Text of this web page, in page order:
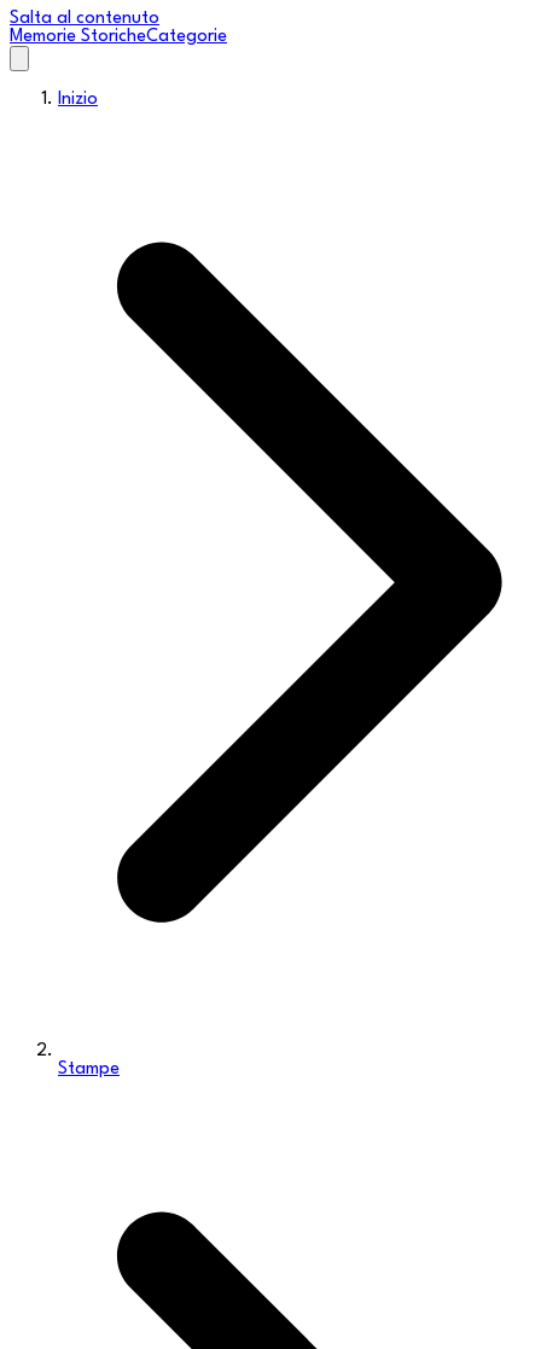
Salta al contenuto
Memorie StoricheCategorie
Inizio
Stampe